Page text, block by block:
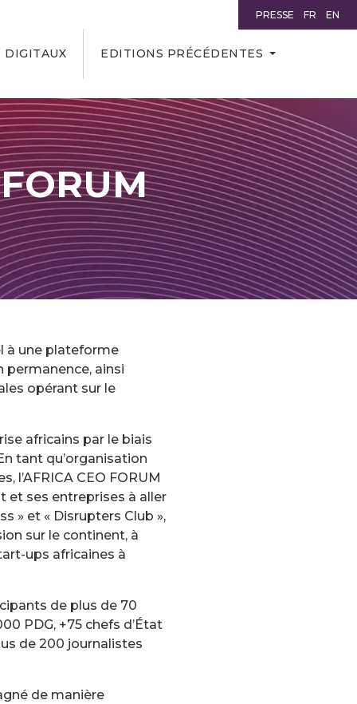
DIGITAUX EDITIONS PRÉCÉDENTES
PRESSE FR EN
à une plateforme
permanence, ainsi
opérant sur le
africains par le biais
tant qu’organisation
l’AFRICA CEO FORUM
et ses entreprises à aller
» et « Disrupters Club »,
sur le continent, à
ups africaines à
de plus de 70
PDG, +75 chefs d’État
de 200 journalistes
de manière